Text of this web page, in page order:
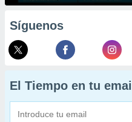
Síguenos
El Tiempo en tu email